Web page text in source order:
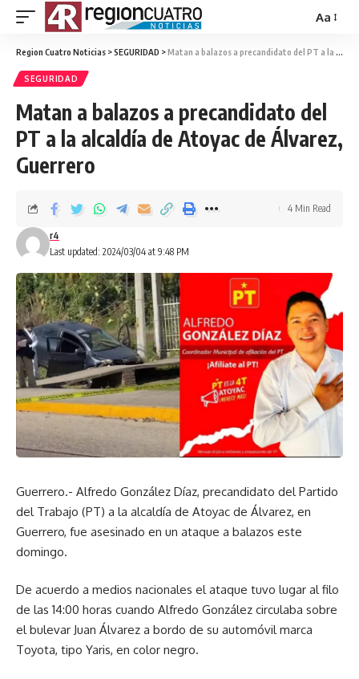
Aa
Region Cuatro Noticias >SEGURIDAD >Matan a balazos a precandidato del PT a la alcaldía de Atoyac de Álvarez, Guerrero
SEGURIDAD
Matan a balazos a precandidato del
PT a la alcaldía de Atoyac de Álvarez,
Guerrero
Last updated: 2024/03/04 at 9:48 PM
r4
4 Min Read
Guerrero.- Alfredo González Díaz, precandidato del Partido
del Trabajo (PT) a la alcaldía de Atoyac de Álvarez, en
Guerrero, fue asesinado en un ataque a balazos este
domingo.
De acuerdo a medios nacionales el ataque tuvo lugar al filo
de las 14:00 horas cuando Alfredo González circulaba sobre
el bulevar Juan Álvarez a bordo de su automóvil marca
Toyota, tipo Yaris, en color negro.